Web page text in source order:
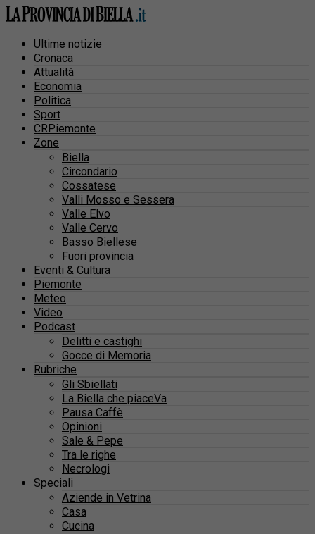
Ultime notizie
Cronaca
Attualità
Economia
Politica
Sport
CRPiemonte
Zone
Biella
Circondario
Cossatese
Valli Mosso e Sessera
Valle Elvo
Valle Cervo
Basso Biellese
Fuori provincia
Eventi & Cultura
Piemonte
Meteo
Video
Podcast
Delitti e castighi
Gocce di Memoria
Rubriche
Gli Sbiellati
La Biella che piaceVa
Pausa Caffè
Opinioni
Sale & Pepe
Tra le righe
Necrologi
Speciali
Aziende in Vetrina
Casa
Cucina